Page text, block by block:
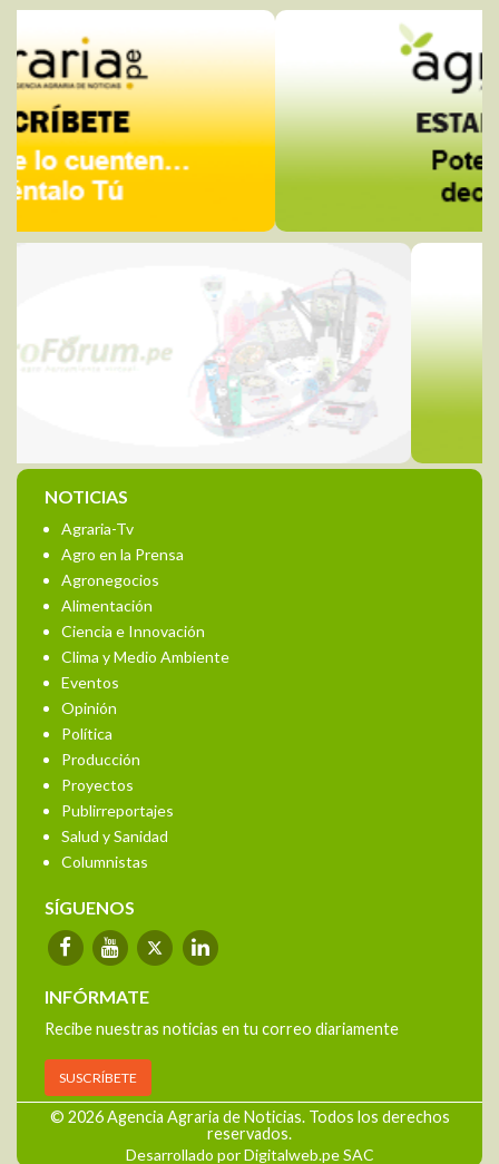
NOTICIAS
Agraria-Tv
Agro en la Prensa
Agronegocios
Alimentación
Ciencia e Innovación
Clima y Medio Ambiente
Eventos
Opinión
Política
Producción
Proyectos
Publirreportajes
Salud y Sanidad
Columnistas
SÍGUENOS
INFÓRMATE
Recibe nuestras noticias en tu correo diariamente
SUSCRÍBETE
© 2026 Agencia Agraria de Noticias. Todos los derechos
reservados.
Desarrollado por Digitalweb.pe SAC